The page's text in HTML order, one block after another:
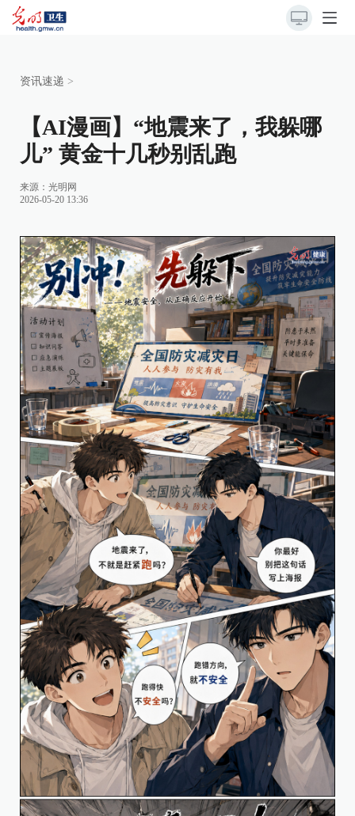
资讯速递 >
【AI漫画】“地震来了，我躲哪
儿” 黄金十几秒别乱跑
来源：光明网
2026-05-20 13:36